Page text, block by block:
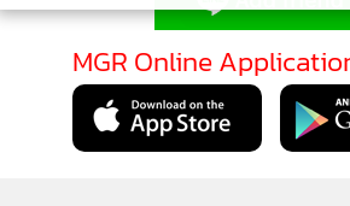
สิทธิใช้สิทธิตามกฎหมาย และเรื่องนี้ผมก็
แต่เราก็ได้อโหสิกรรมซึ่งกันและกันแล้วค
ความจริง
MGR Online